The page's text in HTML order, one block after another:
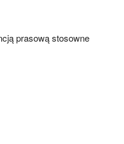
prasową stosowne